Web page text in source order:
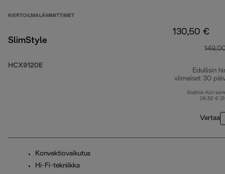
KIERTOILMALÄMMITTIMET
SlimStyle
HCX9120E
130,50 €
Edullisin
viimeiset 30
Sisältää ALV-
26,52 €
Vertaa
Konvektiovaikutus
Hi-Fi-tekniikka